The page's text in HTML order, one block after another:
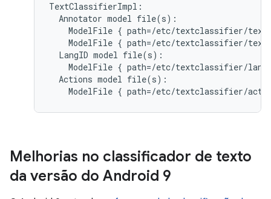
TextClassifierImpl:
  Annotator model file(s):
ModelFile { path=/etc/textclassifier/
ModelFile { path=/etc/textclassifier/
  LangID model file(s):
ModelFile { path=/etc/textclassifier/
  Actions model file(s):
ModelFile { path=/etc/textclassifier/
Melhorias no classificador de texto
da versão do Android 9